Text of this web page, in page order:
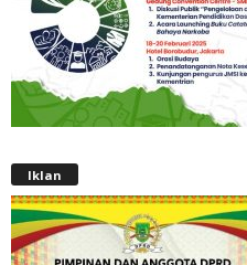
Iklan